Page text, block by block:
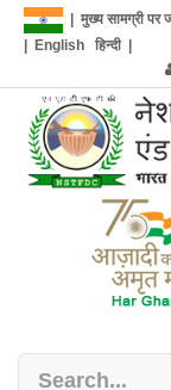
मुख्य सामग्री पर
English हिन्दी|